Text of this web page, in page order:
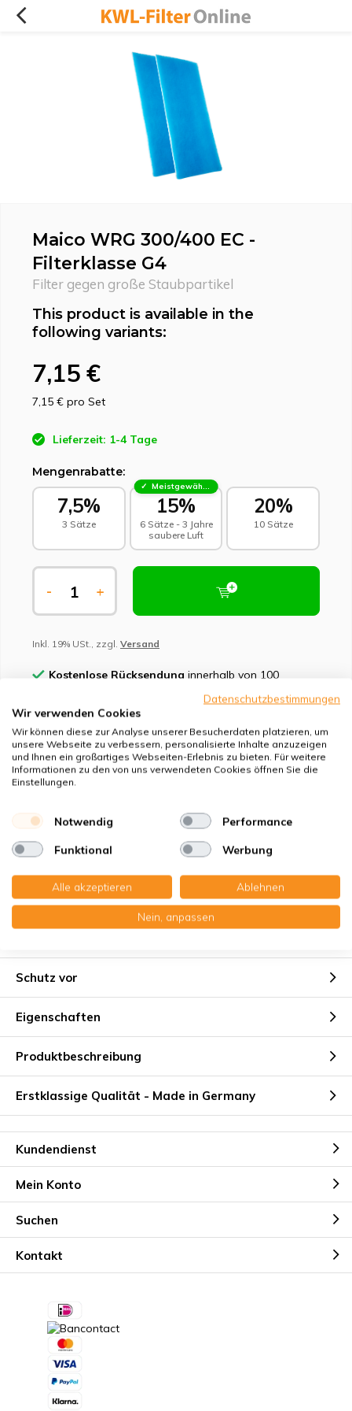
Maico WRG 300/400 EC -
Filterklasse G4
Filter gegen große Staubpartikel
This product is available in the
following variants:
7,15 €
7,15 € pro Set
Lieferzeit: 1-4 Tage
Mengenrabatte:
7,5%
3 Sätze
Meistgewählt - Nachhaltige Wahl
15%
6 Sätze - 3 Jahre
saubere Luft
20%
10 Sätze
- +
Inkl. 19% USt., zzgl. Versand
Kostenlose Rücksendung innerhalb von 100
Klimaneutraler Versand
Käuferschutzmit Trusted Shops
Sichere Zahlung mit:
Sie erhalten
2x Filtermatten CT 15/500 , 237x415x20 mm. G4
Schutz vor
Eigenschaften
Produktbeschreibung
Erstklassige Qualität - Made in Germany
Kundendienst
Mein Konto
Suchen
Kontakt
Datenschutzbestimmungen
Wir verwenden Cookies
Wir können diese zur Analyse unserer Besucherdaten platzieren, um
unsere Webseite zu verbessern, personalisierte Inhalte anzuzeigen
und Ihnen ein großartiges Webseiten-Erlebnis zu bieten. Für weitere
Informationen zu den von uns verwendeten Cookies öffnen Sie die
Einstellungen.
Notwendig Performance
Funktional Werbung
Alle akzeptieren Ablehnen
Nein, anpassen